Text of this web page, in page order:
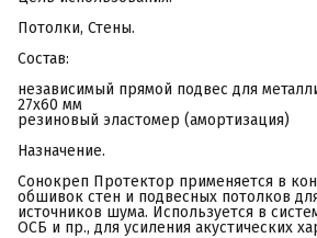
Потолки, Стены.
Состав:
независимый прямой подвес для
27х60 мм
резиновый эластомер (амортизация)
Назначение.
Сонокреп Протектор применяется в
обшивок стен и подвесных потолков
источников шума. Используется в
ОСБ и пр., для усиления акустических